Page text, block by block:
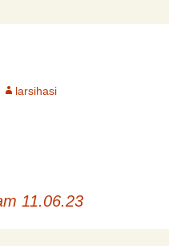
larsihasi
11.06.23